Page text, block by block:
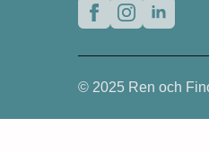
© 2025 Ren och